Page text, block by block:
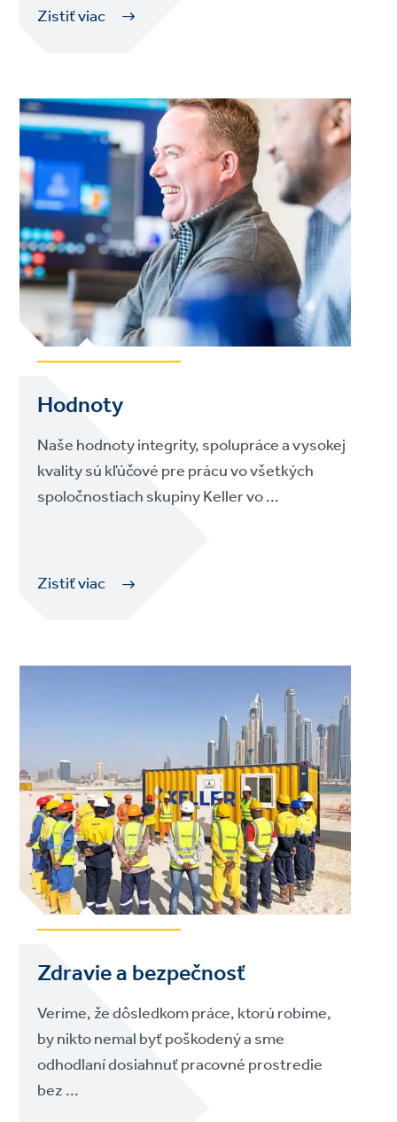
Zistiť viac
Hodnoty
Naše hodnoty integrity, spolupráce a vysokej
kvality sú kľúčové pre prácu vo všetkých
spoločnostiach skupiny Keller vo ...
Zistiť viac
Zdravie a bezpečnosť
Veríme, že dôsledkom práce, ktorú robíme,
by nikto nemal byť poškodený a sme
odhodlaní dosiahnuť pracovné prostredie
bez ...